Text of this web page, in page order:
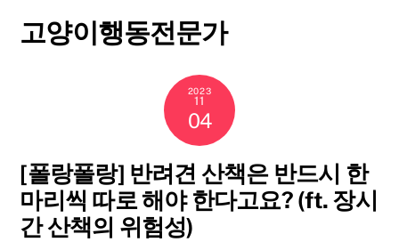
고양이행동전문가
2023
11
04
[폴랑폴랑] 반려견 산책은 반드시 한
마리씩 따로 해야 한다고요? (ft. 장시
간 산책의 위험성)